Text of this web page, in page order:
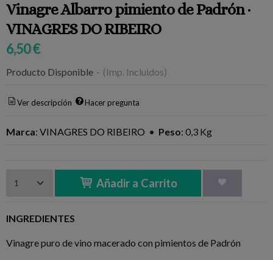
Vinagre Albarro pimiento de Padrón ·
VINAGRES DO RIBEIRO
6,50 €
Producto Disponible - (Imp. Incluidos)
Ver descripción Hacer pregunta
Marca: VINAGRES DO RIBEIRO • Peso: 0,3 Kg
Añadir a Carrito
INGREDIENTES
Vinagre puro de vino macerado con pimientos de Padrón